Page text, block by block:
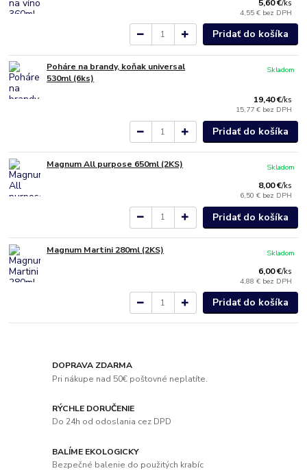
5,60 €/ks
4,55 € bez DPH
Pridať do košíka
Poháre na brandy, koňak universal
530ml (6ks)
19,40 €/ks
15,77 € bez DPH
Skladom
Pridať do košíka
Magnum All purpose 650ml (2KS)
8,00 €/ks
6,50 € bez DPH
Skladom
Pridať do košíka
Magnum Martini 280ml (2KS)
6,00 €/ks
4,88 € bez DPH
Skladom
Pridať do košíka
DOPRAVA ZDARMA
Pri nákupe nad 50€ poštovné neplatíte.
RÝCHLE DORUČENIE
Do 24h od odoslania cez DPD
BALÍME EKOLOGICKY
Bezpečné balenie do použitých krabíc